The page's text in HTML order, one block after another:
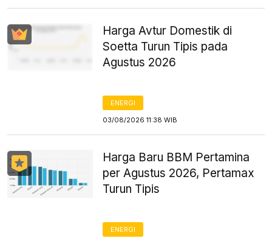
Harga Avtur Domestik di
Soetta Turun Tipis pada
Agustus 2026
ENERGI
03/08/2026 11:38 WIB
Harga Baru BBM Pertamina
per Agustus 2026, Pertamax
Turun Tipis
ENERGI